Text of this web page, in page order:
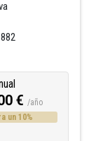
€ /año
un 10%